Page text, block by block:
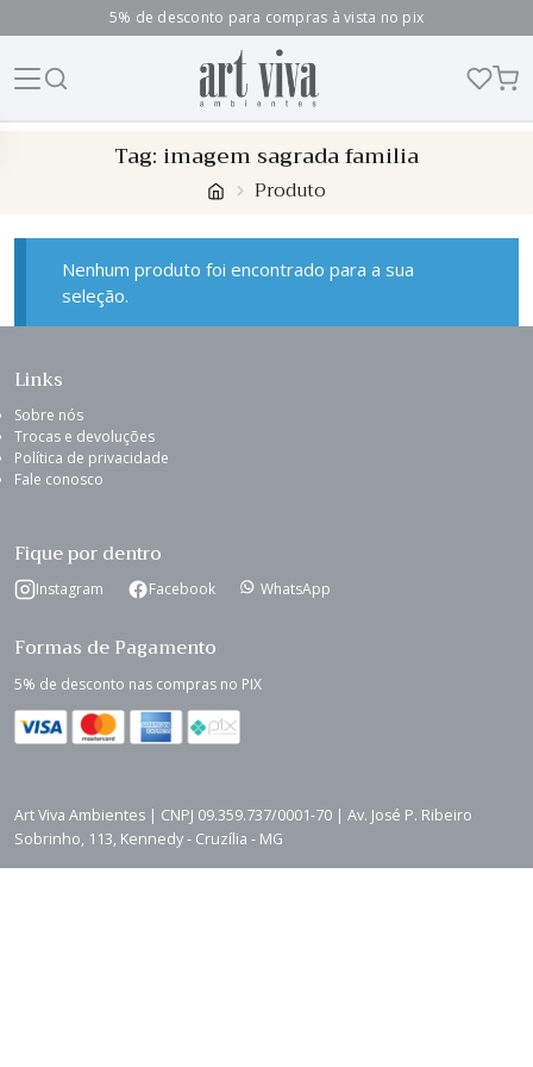
5% de desconto para compras à vista no pix
Tag: imagem sagrada familia
Produto
Nenhum produto foi encontrado para a sua
seleção.
Links
Sobre nós
Trocas e devoluções
Política de privacidade
Fale conosco
Fique por dentro
Instagram Facebook WhatsApp
Formas de Pagamento
5% de desconto nas compras no PIX
Art Viva Ambientes | CNPJ 09.359.737/0001-70 | Av. José P. Ribeiro
Sobrinho, 113, Kennedy - Cruzília - MG